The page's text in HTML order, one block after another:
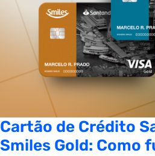
Cartão de Crédito
Smiles Gold: Como